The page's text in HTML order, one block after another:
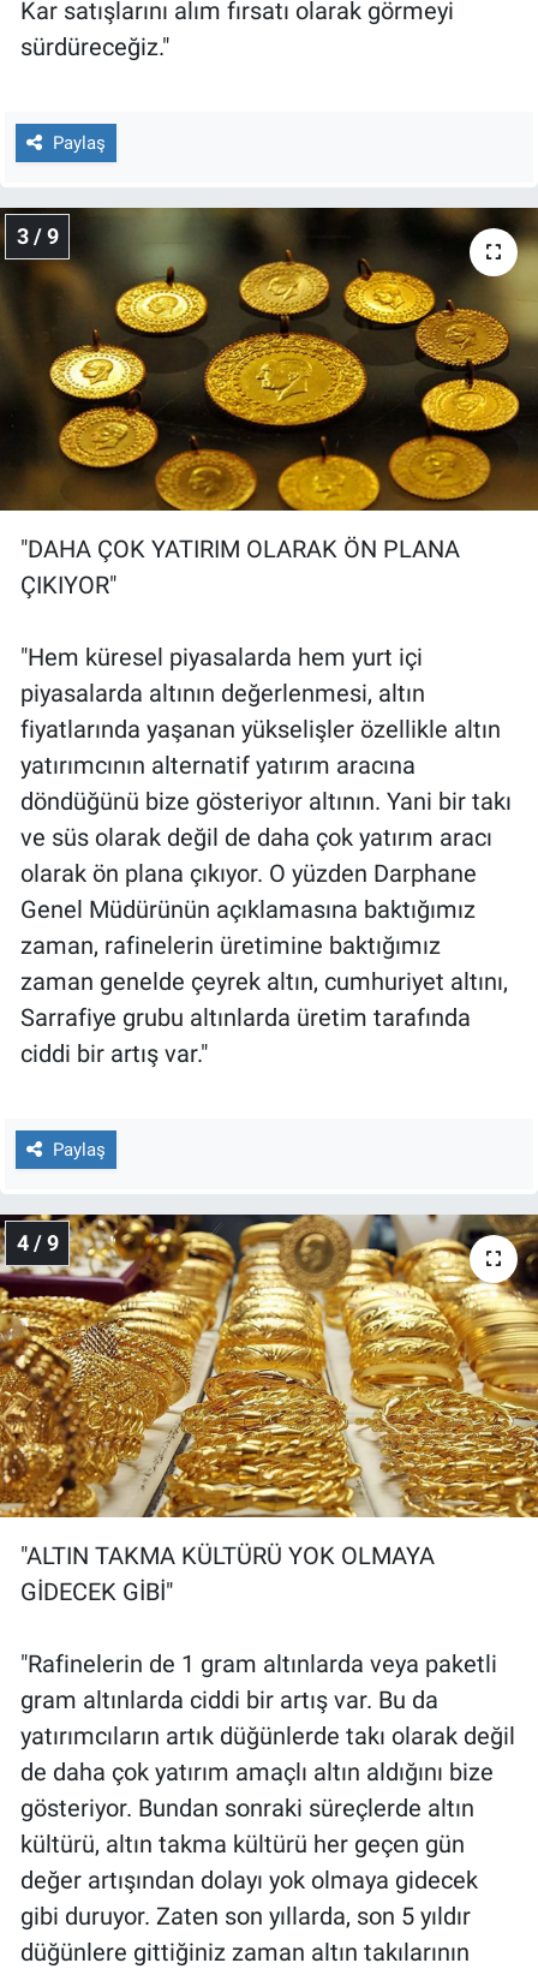
Kar satışlarını alım fırsatı olarak görmeyi
sürdüreceğiz."
Paylaş
3 / 9
"DAHA ÇOK YATIRIM OLARAK ÖN PLANA
ÇIKIYOR"
"Hem küresel piyasalarda hem yurt içi
piyasalarda altının değerlenmesi, altın
fiyatlarında yaşanan yükselişler özellikle altın
yatırımcının alternatif yatırım aracına
döndüğünü bize gösteriyor altının. Yani bir takı
ve süs olarak değil de daha çok yatırım aracı
olarak ön plana çıkıyor. O yüzden Darphane
Genel Müdürünün açıklamasına baktığımız
zaman, rafinelerin üretimine baktığımız
zaman genelde çeyrek altın, cumhuriyet altını,
Sarrafiye grubu altınlarda üretim tarafında
ciddi bir artış var."
Paylaş
4 / 9
"ALTIN TAKMA KÜLTÜRÜ YOK OLMAYA
GİDECEK GİBİ"
"Rafinelerin de 1 gram altınlarda veya paketli
gram altınlarda ciddi bir artış var. Bu da
yatırımcıların artık düğünlerde takı olarak değil
de daha çok yatırım amaçlı altın aldığını bize
gösteriyor. Bundan sonraki süreçlerde altın
kültürü, altın takma kültürü her geçen gün
değer artışından dolayı yok olmaya gidecek
gibi duruyor. Zaten son yıllarda, son 5 yıldır
düğünlere gittiğiniz zaman altın takılarının